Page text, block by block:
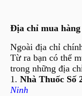
Địa chỉ mua hàng
Ngoài địa chỉ
Từ ra bạn có thể
trong những địa
1. Nhà Thuốc Số
Ninh